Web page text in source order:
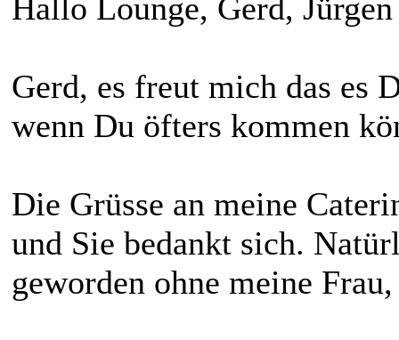
Hallo Lounge, Gerd,
Gerd, es freut mich das es
wenn Du öfters kommen
Die Grüsse an meine
und Sie bedankt sich.
geworden ohne meine